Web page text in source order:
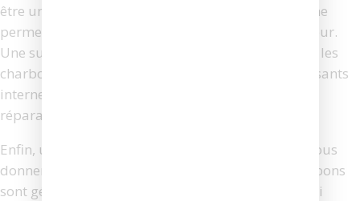
être un signe que les charbons sont usés et qu’ils ne
permettent plus une bonne dissipation de la chaleur.
Une surchauffe peut non seulement endommager les
charbons eux-mêmes, mais aussi d’autres composants
internes de la visseuse, ce qui peut entraîner des
réparations coûteuses.
Enfin, une inspection visuelle des charbons peut vous
donner une indication claire de leur état. Les charbons
sont généralement équipés d’une ligne d’usure qui